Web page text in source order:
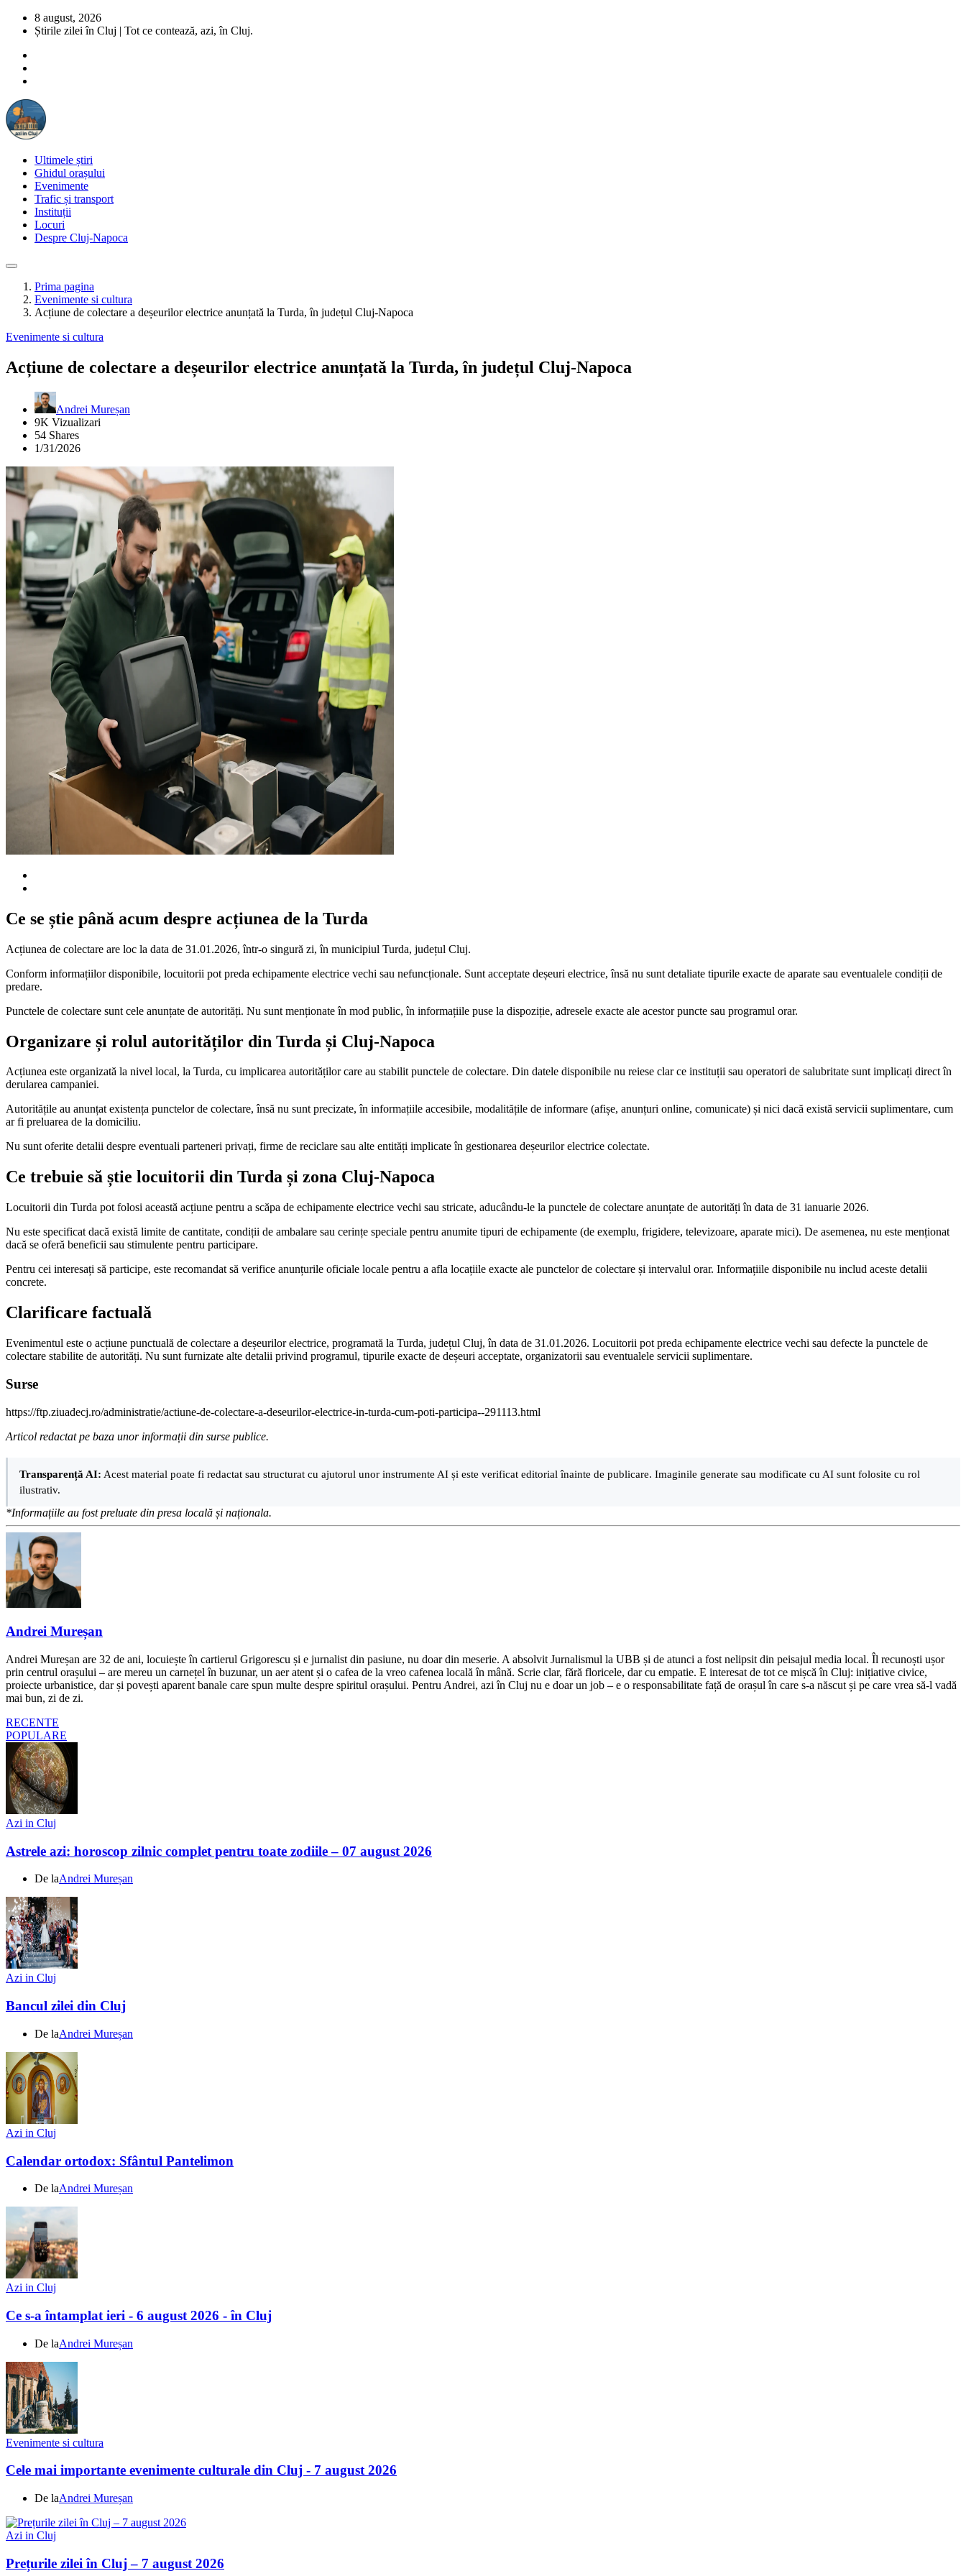
8 august, 2026
Știrile zilei în Cluj | Tot ce contează, azi, în Cluj.
Ultimele știri
Ghidul orașului
Evenimente
Trafic și transport
Instituții
Locuri
Despre Cluj-Napoca
Prima pagina
Evenimente si cultura
Acțiune de colectare a deșeurilor electrice anunțată la Turda, în județul Cluj-Napoca
Evenimente si cultura
Acțiune de colectare a deșeurilor electrice anunțată la Turda, în județul Cluj-Napoca
Andrei Mureșan
9K Vizualizari
54 Shares
1/31/2026
Ce se știe până acum despre acțiunea de la Turda
Acțiunea de colectare are loc la data de 31.01.2026, într-o singură zi, în municipiul Turda, județul Cluj.
Conform informațiilor disponibile, locuitorii pot preda echipamente electrice vechi sau nefuncționale. Sunt acceptate deșeuri electrice, însă nu sunt detaliate tipurile exacte de aparate sau eventualele condiții de
predare.
Punctele de colectare sunt cele anunțate de autorități. Nu sunt menționate în mod public, în informațiile puse la dispoziție, adresele exacte ale acestor puncte sau programul orar.
Organizare și rolul autorităților din Turda și Cluj-Napoca
Acțiunea este organizată la nivel local, la Turda, cu implicarea autorităților care au stabilit punctele de colectare. Din datele disponibile nu reiese clar ce instituții sau operatori de salubritate sunt implicați direct în
derularea campaniei.
Autoritățile au anunțat existența punctelor de colectare, însă nu sunt precizate, în informațiile accesibile, modalitățile de informare (afișe, anunțuri online, comunicate) și nici dacă există servicii suplimentare, cum
ar fi preluarea de la domiciliu.
Nu sunt oferite detalii despre eventuali parteneri privați, firme de reciclare sau alte entități implicate în gestionarea deșeurilor electrice colectate.
Ce trebuie să știe locuitorii din Turda și zona Cluj-Napoca
Locuitorii din Turda pot folosi această acțiune pentru a scăpa de echipamente electrice vechi sau stricate, aducându-le la punctele de colectare anunțate de autorități în data de 31 ianuarie 2026.
Nu este specificat dacă există limite de cantitate, condiții de ambalare sau cerințe speciale pentru anumite tipuri de echipamente (de exemplu, frigidere, televizoare, aparate mici). De asemenea, nu este menționat
dacă se oferă beneficii sau stimulente pentru participare.
Pentru cei interesați să participe, este recomandat să verifice anunțurile oficiale locale pentru a afla locațiile exacte ale punctelor de colectare și intervalul orar. Informațiile disponibile nu includ aceste detalii
concrete.
Clarificare factuală
Evenimentul este o acțiune punctuală de colectare a deșeurilor electrice, programată la Turda, județul Cluj, în data de 31.01.2026. Locuitorii pot preda echipamente electrice vechi sau defecte la punctele de
colectare stabilite de autorități. Nu sunt furnizate alte detalii privind programul, tipurile exacte de deșeuri acceptate, organizatorii sau eventualele servicii suplimentare.
Surse
https://ftp.ziuadecj.ro/administratie/actiune-de-colectare-a-deseurilor-electrice-in-turda-cum-poti-participa--291113.html
Articol redactat pe baza unor informații din surse publice.
Transparență AI: Acest material poate fi redactat sau structurat cu ajutorul unor instrumente AI și este verificat editorial înainte de publicare. Imaginile generate sau modificate cu AI sunt folosite cu rol
ilustrativ.
*Informațiile au fost preluate din presa locală și naționala.
Andrei Mureșan
Andrei Mureșan are 32 de ani, locuiește în cartierul Grigorescu și e jurnalist din pasiune, nu doar din meserie. A absolvit Jurnalismul la UBB și de atunci a fost nelipsit din peisajul media local. Îl recunoști ușor
prin centrul orașului – are mereu un carnețel în buzunar, un aer atent și o cafea de la vreo cafenea locală în mână. Scrie clar, fără floricele, dar cu empatie. E interesat de tot ce mișcă în Cluj: inițiative civice,
proiecte urbanistice, dar și povești aparent banale care spun multe despre spiritul orașului. Pentru Andrei, azi în Cluj nu e doar un job – e o responsabilitate față de orașul în care s-a născut și pe care vrea să-l vadă
mai bun, zi de zi.
RECENTE
POPULARE
Azi in Cluj
Astrele azi: horoscop zilnic complet pentru toate zodiile – 07 august 2026
De laAndrei Mureșan
Azi in Cluj
Bancul zilei din Cluj
De laAndrei Mureșan
Azi in Cluj
Calendar ortodox: Sfântul Pantelimon
De laAndrei Mureșan
Azi in Cluj
Ce s-a întamplat ieri - 6 august 2026 - în Cluj
De laAndrei Mureșan
Evenimente si cultura
Cele mai importante evenimente culturale din Cluj - 7 august 2026
De laAndrei Mureșan
Azi in Cluj
Prețurile zilei în Cluj – 7 august 2026